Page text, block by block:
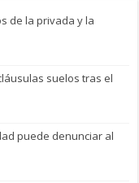
de la privada y la
suelos tras el
puede denunciar al